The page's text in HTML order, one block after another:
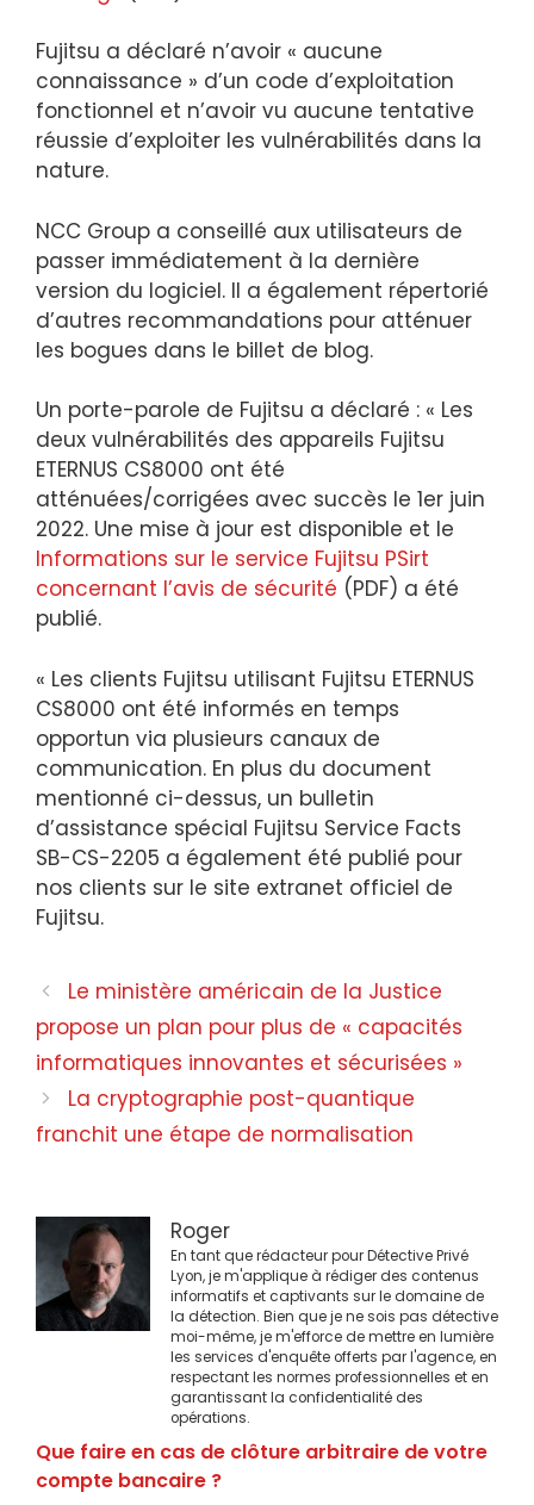
Fujitsu a déclaré n’avoir « aucune
connaissance » d’un code d’exploitation
fonctionnel et n’avoir vu aucune tentative
réussie d’exploiter les vulnérabilités dans la
nature.
NCC Group a conseillé aux utilisateurs de
passer immédiatement à la dernière
version du logiciel. Il a également répertorié
d’autres recommandations pour atténuer
les bogues dans le billet de blog.
Un porte-parole de Fujitsu a déclaré : « Les
deux vulnérabilités des appareils Fujitsu
ETERNUS CS8000 ont été
atténuées/corrigées avec succès le 1er juin
2022. Une mise à jour est disponible et le
Informations sur le service Fujitsu PSirt
concernant l’avis de sécurité (PDF) a été
publié.
« Les clients Fujitsu utilisant Fujitsu ETERNUS
CS8000 ont été informés en temps
opportun via plusieurs canaux de
communication. En plus du document
mentionné ci-dessus, un bulletin
d’assistance spécial Fujitsu Service Facts
SB-CS-2205 a également été publié pour
nos clients sur le site extranet officiel de
Fujitsu.
Navigation
des
articles
Le ministère américain de la Justice
propose un plan pour plus de « capacités
informatiques innovantes et sécurisées »
La cryptographie post-quantique
franchit une étape de normalisation
Roger
En tant que rédacteur pour Détective Privé
Lyon, je m'applique à rédiger des contenus
informatifs et captivants sur le domaine de
la détection. Bien que je ne sois pas détective
moi-même, je m'efforce de mettre en lumière
les services d'enquête offerts par l'agence, en
respectant les normes professionnelles et en
garantissant la confidentialité des
opérations.
Que faire en cas de clôture arbitraire de votre
compte bancaire ?